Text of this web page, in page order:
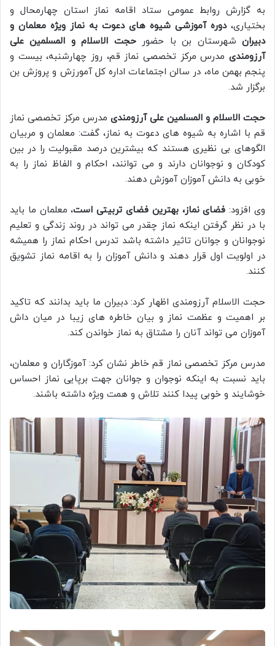
به گزارش روابط عمومی ستاد اقامه نماز استان چهارمحال و
بختیاری،دوره آموزشی شیوه های دعوت به نماز ویژه معلمان و
دبیرانشهرستان بن با حضورحجت الاسلام و المسلمین علی
آرزومندی مدرس مرکز تخصصی نماز قم، روز چهارشنبه، بیست و
پنجم بهمن ماه، در سالن اجتماعات اداره کل آمورزش و پروزش بن
برگزار شد.
حجت الاسلام و المسلمین علی آرزومندی مدرس مرکز تخصصی نماز
قم با اشاره به شیوه های دعوت به نماز، گفت: معلمان و مربيان
الگوهای بی نظیری هستند که بيشترين درصد مقبوليت را در بین
کودکان و نوجوانان دارند و می توانند، احکام و الفاظ نماز را به
خوبی به دانش آموزان آموزش دهند.
وی افزود: فضای نماز، بهترین فضای تربیتی است، معلمان ما باید
با در نظر گرفتن اینکه نماز چقدر می تواند در روند زندگی و تعلیم
نوجوانان و جوانان تاثیر داشته باشد تدرس احکام نماز را همیشه
در اولویت اول قرار دهند و دانش آموزان را به اقامه نماز تشویق
کنند.
حجت الاسلام آرزومندی اظهار کرد: دبیران ما باید بدانند که تاکید
بر اهميت و عظمت نماز و بيان خاطره‌ های زيبا در میان داش
آموزان می تواند آنان را مشتاق به نماز خواندن کند.
مدرس مرکز تخصصی نماز قم خاطر نشان کرد: آموزگاران و معلمان،
باید نسبت به اینکه نوجوان و جوانان جهت برپایی نماز احساس
خوشايند‌ و خوبی پيد‌ا کنند‌ تلاش و همت ویژه داشته باشند.